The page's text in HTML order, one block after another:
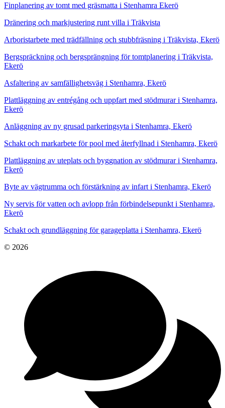
Finplanering av tomt med gräsmatta i Stenhamra Ekerö
Dränering och markjustering runt villa i Träkvista
Arboristarbete med trädfällning och stubbfräsning i Träkvista, Ekerö
Bergspräckning och bergsprängning för tomtplanering i Träkvista,
Ekerö
Asfaltering av samfällighetsväg i Stenhamra, Ekerö
Plattläggning av entrégång och uppfart med stödmurar i Stenhamra,
Ekerö
Anläggning av ny grusad parkeringsyta i Stenhamra, Ekerö
Schakt och markarbete för pool med återfyllnad i Stenhamra, Ekerö
Plattläggning av uteplats och byggnation av stödmurar i Stenhamra,
Ekerö
Byte av vägtrumma och förstärkning av infart i Stenhamra, Ekerö
Ny servis för vatten och avlopp från förbindelsepunkt i Stenhamra,
Ekerö
Schakt och grundläggning för garageplatta i Stenhamra, Ekerö
© 2026